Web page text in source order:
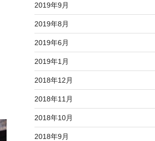
2019年9月
2019年8月
2019年6月
2019年1月
2018年12月
2018年11月
2018年10月
2018年9月